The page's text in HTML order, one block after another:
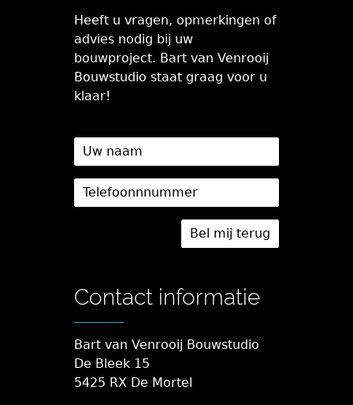
Heeft u vragen, opmerkingen of
advies nodig bij uw
bouwproject. Bart van Venrooij
Bouwstudio staat graag voor u
klaar!
Contact informatie
Bart van Venrooij Bouwstudio
De Bleek 15
5425 RX De Mortel